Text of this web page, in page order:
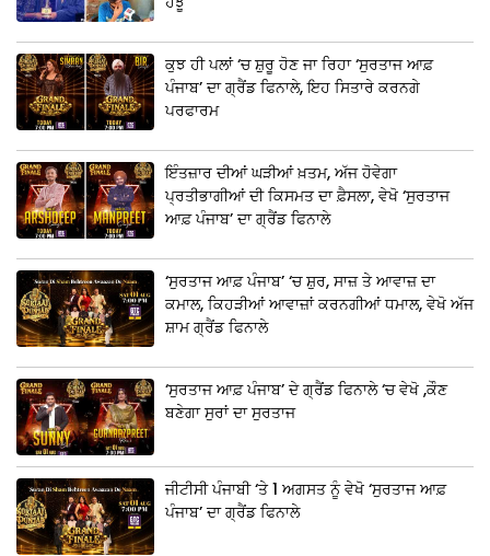
ਕੁਝ ਹੀ ਪਲਾਂ ‘ਚ ਸ਼ੁਰੂ ਹੋਣ ਜਾ ਰਿਹਾ ‘ਸੁਰਤਾਜ ਆਫ਼
ਪੰਜਾਬ’ ਦਾ ਗ੍ਰੈਂਡ ਫਿਨਾਲੇ, ਇਹ ਸਿਤਾਰੇ ਕਰਨਗੇ
ਪਰਫਾਰਮ
ਇੰਤਜ਼ਾਰ ਦੀਆਂ ਘੜੀਆਂ ਖ਼ਤਮ, ਅੱਜ ਹੋਵੇਗਾ
ਪ੍ਰਤੀਭਾਗੀਆਂ ਦੀ ਕਿਸਮਤ ਦਾ ਫ਼ੈਸਲਾ, ਵੇਖੋ ‘ਸੁਰਤਾਜ
ਆਫ਼ ਪੰਜਾਬ’ ਦਾ ਗ੍ਰੈਂਡ ਫਿਨਾਲੇ
‘ਸੁਰਤਾਜ ਆਫ਼ ਪੰਜਾਬ’ ‘ਚ ਸ਼ੁਰ, ਸਾਜ਼ ਤੇ ਆਵਾਜ਼ ਦਾ
ਕਮਾਲ, ਕਿਹੜੀਆਂ ਆਵਾਜ਼ਾਂ ਕਰਨਗੀਆਂ ਧਮਾਲ, ਵੇਖੋ ਅੱਜ
ਸ਼ਾਮ ਗ੍ਰੈਂਡ ਫਿਨਾਲੇ
‘ਸੁਰਤਾਜ ਆਫ਼ ਪੰਜਾਬ’ ਦੇ ਗ੍ਰੈਂਡ ਫਿਨਾਲੇ ‘ਚ ਵੇਖੋ ,ਕੌਣ
ਬਣੇਗਾ ਸੁਰਾਂ ਦਾ ਸੁਰਤਾਜ
ਜੀਟੀਸੀ ਪੰਜਾਬੀ ‘ਤੇ 1 ਅਗਸਤ ਨੂੰ ਵੇਖੋ ‘ਸੁਰਤਾਜ ਆਫ਼
ਪੰਜਾਬ’ ਦਾ ਗ੍ਰੈਂਡ ਫਿਨਾਲੇ